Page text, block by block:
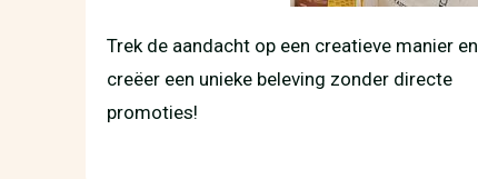
Trek de aandacht op een creatieve manier en
creëer een unieke beleving zonder directe
promoties!